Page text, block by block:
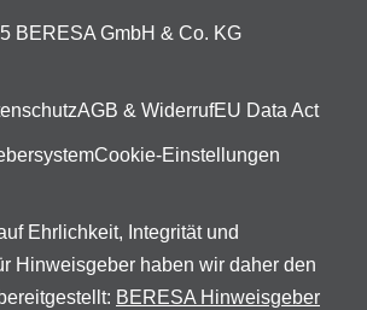
BERESA GmbH & Co. KG
AGB & WiderrufEU Data Act
Cookie-Einstellungen
Ehrlichkeit, Integrität und
Hinweisgeber haben wir daher den
BERESA Hinweisgeber